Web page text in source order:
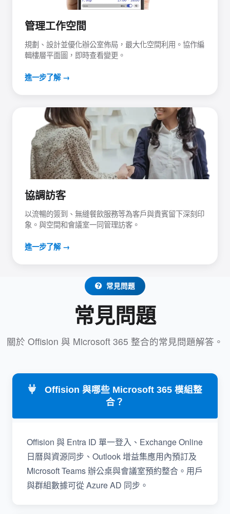
管理工作空間
規劃、設計並優化辦公室佈局，最大化空間利用。協作編
輯樓層平面圖，即時查看變更。
進一步了解 →
協調訪客
以流暢的簽到、無縫餐飲服務等為客戶與貴賓留下深刻印
象。與空間和會議室一同管理訪客。
進一步了解 →
常見問題
常見問題
關於 Offision 與 Microsoft 365 整合的常見問題解答。
合？
Offision 與 Entra ID 單一登入、Exchange Online
日曆與資源同步、Outlook 增益集應用內預訂及
Microsoft Teams 辦公桌與會議室預約整合。用戶
與群組數據可從 Azure AD 同步。